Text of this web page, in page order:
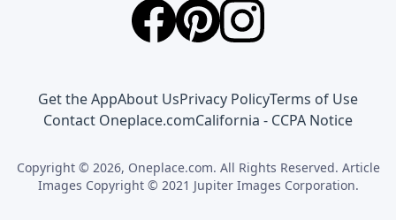
Get the AppAbout UsPrivacy PolicyTerms of Use
Contact Oneplace.comCalifornia - CCPA Notice
Copyright © 2026, Oneplace.com. All Rights Reserved. Article
Images Copyright © 2021 Jupiter Images Corporation.